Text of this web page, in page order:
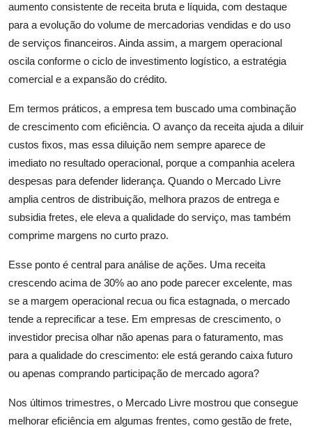
aumento consistente de receita bruta e líquida, com destaque
para a evolução do volume de mercadorias vendidas e do uso
de serviços financeiros. Ainda assim, a margem operacional
oscila conforme o ciclo de investimento logístico, a estratégia
comercial e a expansão do crédito.
Em termos práticos, a empresa tem buscado uma combinação
de crescimento com eficiência. O avanço da receita ajuda a diluir
custos fixos, mas essa diluição nem sempre aparece de
imediato no resultado operacional, porque a companhia acelera
despesas para defender liderança. Quando o Mercado Livre
amplia centros de distribuição, melhora prazos de entrega e
subsidia fretes, ele eleva a qualidade do serviço, mas também
comprime margens no curto prazo.
Esse ponto é central para análise de ações. Uma receita
crescendo acima de 30% ao ano pode parecer excelente, mas
se a margem operacional recua ou fica estagnada, o mercado
tende a reprecificar a tese. Em empresas de crescimento, o
investidor precisa olhar não apenas para o faturamento, mas
para a qualidade do crescimento: ele está gerando caixa futuro
ou apenas comprando participação de mercado agora?
Nos últimos trimestres, o Mercado Livre mostrou que consegue
melhorar eficiência em algumas frentes, como gestão de frete,